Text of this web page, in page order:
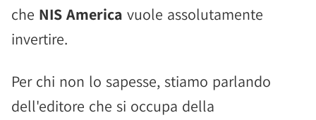
che NIS America vuole assolutamente
invertire.
Per chi non lo sapesse, stiamo parlando
dell'editore che si occupa della